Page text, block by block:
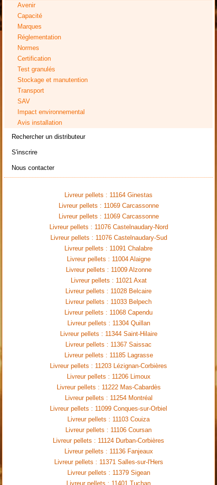
Avenir
Capacité
Marques
Réglementation
Normes
Certification
Test granulés
Stockage et manutention
Transport
SAV
Impact environnemental
Avis installation
Rechercher un distributeur
S'inscrire
Nous contacter
Livreur pellets : 11164 Ginestas
Livreur pellets : 11069 Carcassonne
Livreur pellets : 11069 Carcassonne
Livreur pellets : 11076 Castelnaudary-Nord
Livreur pellets : 11076 Castelnaudary-Sud
Livreur pellets : 11091 Chalabre
Livreur pellets : 11004 Alaigne
Livreur pellets : 11009 Alzonne
Livreur pellets : 11021 Axat
Livreur pellets : 11028 Belcaire
Livreur pellets : 11033 Belpech
Livreur pellets : 11068 Capendu
Livreur pellets : 11304 Quillan
Livreur pellets : 11344 Saint-Hilaire
Livreur pellets : 11367 Saissac
Livreur pellets : 11185 Lagrasse
Livreur pellets : 11203 Lézignan-Corbières
Livreur pellets : 11206 Limoux
Livreur pellets : 11222 Mas-Cabardès
Livreur pellets : 11254 Montréal
Livreur pellets : 11099 Conques-sur-Orbiel
Livreur pellets : 11103 Couiza
Livreur pellets : 11106 Coursan
Livreur pellets : 11124 Durban-Corbières
Livreur pellets : 11136 Fanjeaux
Livreur pellets : 11371 Salles-sur-l'Hers
Livreur pellets : 11379 Sigean
Livreur pellets : 11401 Tuchan